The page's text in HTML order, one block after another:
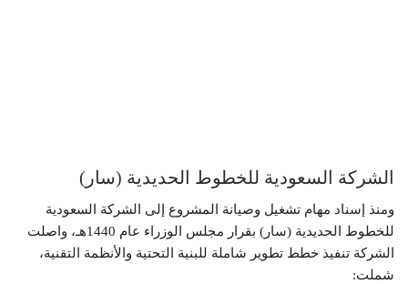
الشركة السعودية للخطوط الحديدية (سار)
ومنذ إسناد مهام تشغيل وصيانة المشروع إلى الشركة السعودية
للخطوط الحديدية (سار) بقرار مجلس الوزراء عام 1440هـ، واصلت
الشركة تنفيذ خطط تطوير شاملة للبنية التحتية والأنظمة التقنية،
شملت: